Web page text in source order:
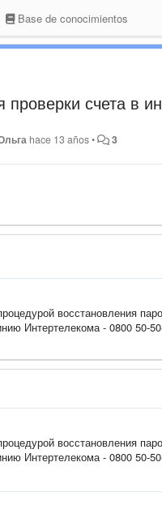
Base de conocimientos
счета в
hace 13 años• 3
восстановления
Интертелекома - 0800 50-
восстановления
Интертелекома - 0800 50-